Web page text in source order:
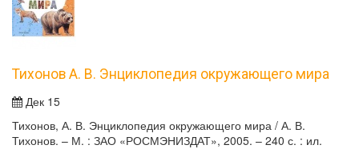
Тихонов А. В. Энциклопедия окружающего мира
Дек 15
Тихонов, А. В. Энциклопедия окружающего мира / А. В.
Тихонов. – М. : ЗАО «РОСМЭНИЗДАТ», 2005. – 240 с. : ил.